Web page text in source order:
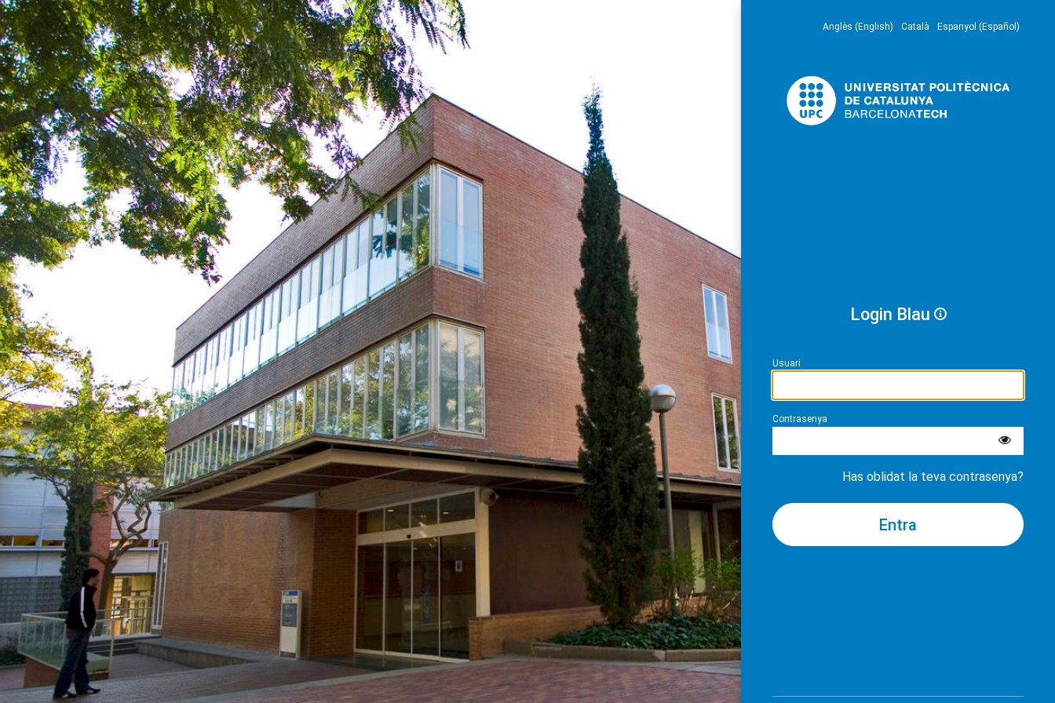
Anglès (English) Català Espanyol (Español)
Login Blau
Usuari
Contrasenya
Has oblidat la teva contrasenya?